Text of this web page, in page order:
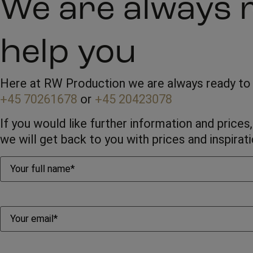
We are always
help you
Here at RW Production we are always ready
+45 70261678 or +45 20423078
If you would like further information and
we will get back to you with prices and